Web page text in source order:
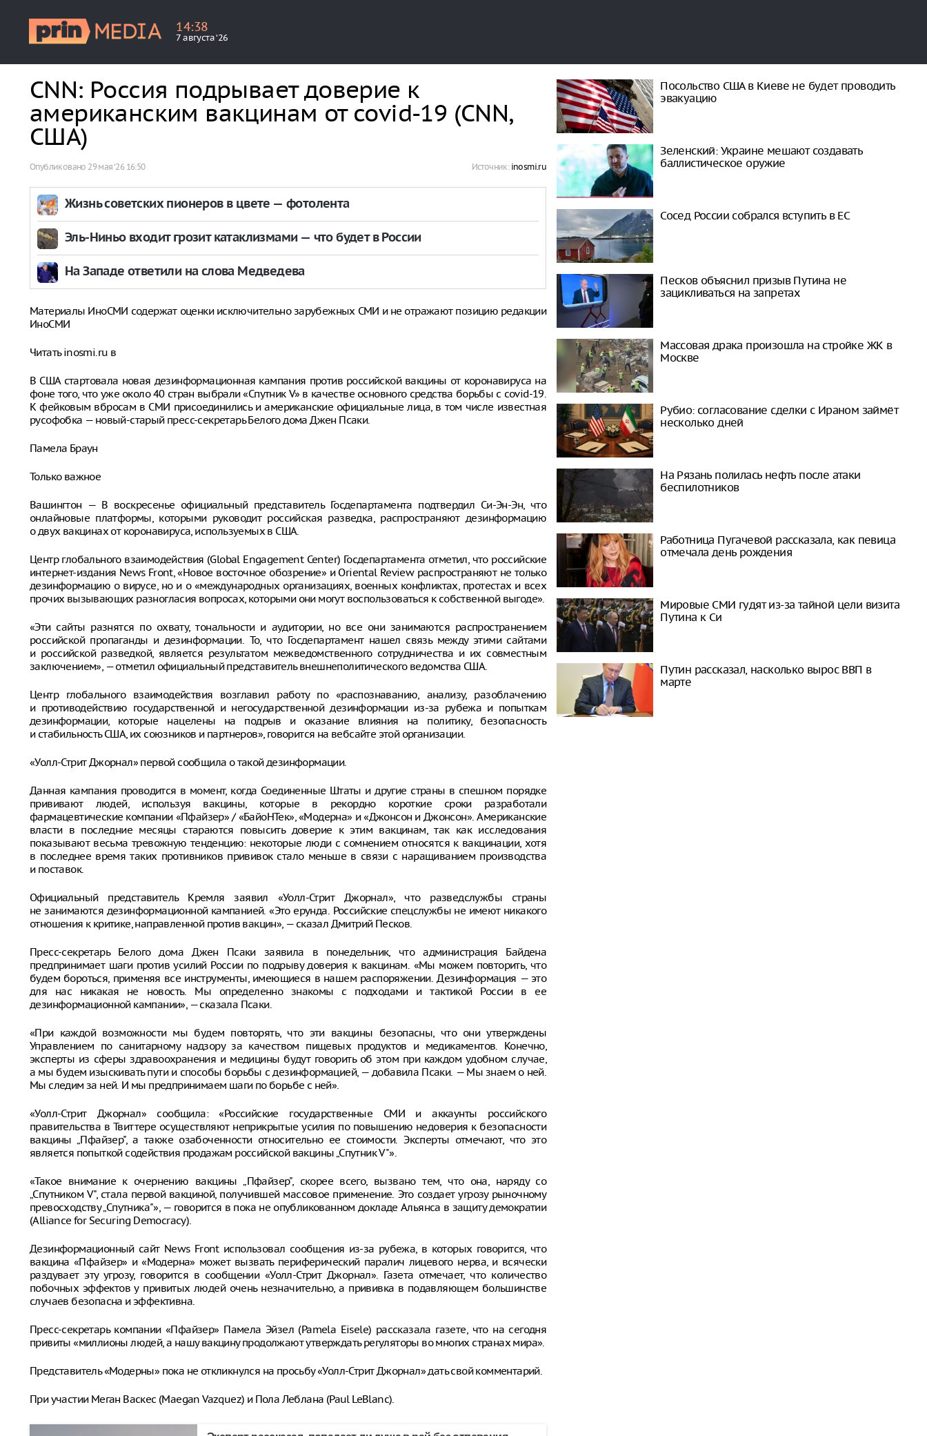
14:38
7 августа ‘26
CNN: Россия подрывает доверие к
американским вакцинам от covid-19 (CNN,
США)
Опубликовано 29 мая ‘26 16:50 Источник: inosmi.ru
Жизнь советских пионеров в цвете — фотолента
Эль-Ниньо входит грозит катаклизмами — что будет в России
На Западе ответили на слова Медведева
Материалы ИноСМИ содержат оценки исключительно зарубежных СМИ и не отражают позицию редакции
ИноСМИ
Читать inosmi.ru в
В США стартовала новая дезинформационная кампания против российской вакцины от коронавируса на
фоне того, что уже около 40 стран выбрали «Спутник V» в качестве основного средства борьбы с covid-19.
К фейковым вбросам в СМИ присоединились и американские официальные лица, в том числе известная
русофобка — новый-старый пресс-секретарь Белого дома Джен Псаки.
Памела Браун
Только важное
Вашингтон — В воскресенье официальный представитель Госдепартамента подтвердил Си-Эн-Эн, что
онлайновые платформы, которыми руководит российская разведка, распространяют дезинформацию
о двух вакцинах от коронавируса, используемых в США.
Центр глобального взаимодействия (Global Engagement Center) Госдепартамента отметил, что российские
интернет-издания News Front, «Новое восточное обозрение» и Oriental Review распространяют не только
дезинформацию о вирусе, но и о «международных организациях, военных конфликтах, протестах и всех
прочих вызывающих разногласия вопросах, которыми они могут воспользоваться к собственной выгоде».
«Эти сайты разнятся по охвату, тональности и аудитории, но все они занимаются распространением
российской пропаганды и дезинформации. То, что Госдепартамент нашел связь между этими сайтами
и российской разведкой, является результатом межведомственного сотрудничества и их совместным
заключением», — отметил официальный представитель внешнеполитического ведомства США.
Центр глобального взаимодействия возглавил работу по «распознаванию, анализу, разоблачению
и противодействию государственной и негосударственной дезинформации из-за рубежа и попыткам
дезинформации, которые нацелены на подрыв и оказание влияния на политику, безопасность
и стабильность США, их союзников и партнеров», говорится на вебсайте этой организации.
«Уолл-Стрит Джорнал» первой сообщила о такой дезинформации.
Данная кампания проводится в момент, когда Соединенные Штаты и другие страны в спешном порядке
прививают людей, используя вакцины, которые в рекордно короткие сроки разработали
фармацевтические компании «Пфайзер» / «БайоНТек», «Модерна» и «Джонсон и Джонсон». Американские
власти в последние месяцы стараются повысить доверие к этим вакцинам, так как исследования
показывают весьма тревожную тенденцию: некоторые люди с сомнением относятся к вакцинации, хотя
в последнее время таких противников прививок стало меньше в связи с наращиванием производства
и поставок.
Официальный представитель Кремля заявил «Уолл-Стрит Джорнал», что разведслужбы страны
не занимаются дезинформационной кампанией. «Это ерунда. Российские спецслужбы не имеют никакого
отношения к критике, направленной против вакцин», — сказал Дмитрий Песков.
Пресс-секретарь Белого дома Джен Псаки заявила в понедельник, что администрация Байдена
предпринимает шаги против усилий России по подрыву доверия к вакцинам. «Мы можем повторить, что
будем бороться, применяя все инструменты, имеющиеся в нашем распоряжении. Дезинформация — это
для нас никакая не новость. Мы определенно знакомы с подходами и тактикой России в ее
дезинформационной кампании», — сказала Псаки.
«При каждой возможности мы будем повторять, что эти вакцины безопасны, что они утверждены
Управлением по санитарному надзору за качеством пищевых продуктов и медикаментов. Конечно,
эксперты из сферы здравоохранения и медицины будут говорить об этом при каждом удобном случае,
а мы будем изыскивать пути и способы борьбы с дезинформацией, — добавила Псаки. — Мы знаем о ней.
Мы следим за ней. И мы предпринимаем шаги по борьбе с ней».
«Уолл-Стрит Джорнал» сообщила: «Российские государственные СМИ и аккаунты российского
правительства в Твиттере осуществляют неприкрытые усилия по повышению недоверия к безопасности
вакцины „Пфайзер", а также озабоченности относительно ее стоимости. Эксперты отмечают, что это
является попыткой содействия продажам российской вакцины „Спутник V"».
«Такое внимание к очернению вакцины „Пфайзер", скорее всего, вызвано тем, что она, наряду со
„Спутником V", стала первой вакциной, получившей массовое применение. Это создает угрозу рыночному
превосходству „Спутника"», — говорится в пока не опубликованном докладе Альянса в защиту демократии
(Alliance for Securing Democracy).
Дезинформационный сайт News Front использовал сообщения из-за рубежа, в которых говорится, что
вакцина «Пфайзер» и «Модерна» может вызвать периферический паралич лицевого нерва, и всячески
раздувает эту угрозу, говорится в сообщении «Уолл-Стрит Джорнал». Газета отмечает, что количество
побочных эффектов у привитых людей очень незначительно, а прививка в подавляющем большинстве
случаев безопасна и эффективна.
Пресс-секретарь компании «Пфайзер» Памела Эйзел (Pamela Eisele) рассказала газете, что на сегодня
привиты «миллионы людей, а нашу вакцину продолжают утверждать регуляторы во многих странах мира».
Представитель «Модерны» пока не откликнулся на просьбу «Уолл-Стрит Джорнал» дать свой комментарий.
При участии Меган Васкес (Maegan Vazquez) и Пола Леблана (Paul LeBlanc).
Посольство США в Киеве не будет проводить
эвакуацию
Зеленский: Украине мешают создавать
баллистическое оружие
Сосед России собрался вступить в ЕС
Песков объяснил призыв Путина не
зацикливаться на запретах
Массовая драка произошла на стройке ЖК в
Москве
Рубио: согласование сделки с Ираном займёт
несколько дней
На Рязань полилась нефть после атаки
беспилотников
Работница Пугачевой рассказала, как певица
отмечала день рождения
Мировые СМИ гудят из-за тайной цели визита
Путина к Си
Путин рассказал, насколько вырос ВВП в
марте